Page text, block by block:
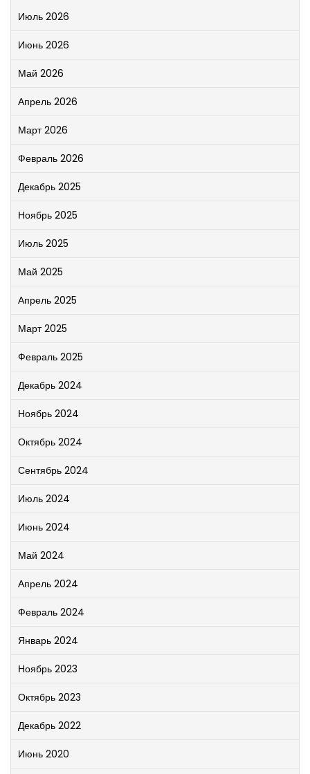
Июль 2026
Июнь 2026
Май 2026
Апрель 2026
Март 2026
Февраль 2026
Декабрь 2025
Ноябрь 2025
Июль 2025
Май 2025
Апрель 2025
Март 2025
Февраль 2025
Декабрь 2024
Ноябрь 2024
Октябрь 2024
Сентябрь 2024
Июль 2024
Июнь 2024
Май 2024
Апрель 2024
Февраль 2024
Январь 2024
Ноябрь 2023
Октябрь 2023
Декабрь 2022
Июнь 2020